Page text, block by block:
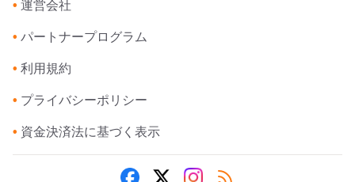
• 運営会社
• パートナープログラム
• 利用規約
• プライバシーポリシー
• 資金決済法に基づく表示